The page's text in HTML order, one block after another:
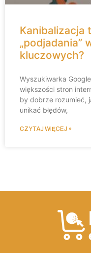
Kanibalizacja
„podjadania”
kluczowych?
Wyszukiwarka
większości stron
by dobrze rozumieć,
unikać błędów,
CZYTAJ WIĘCEJ »